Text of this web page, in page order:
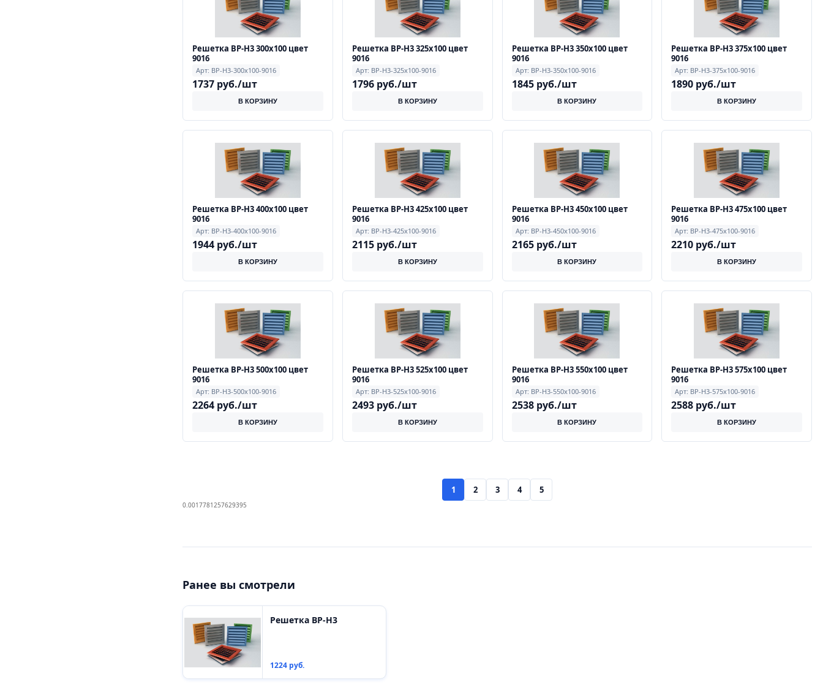
Решетка ВР-Н3 300х100 цвет
9016
Арт: ВР-Н3-300х100-9016
1737 руб./шт
В КОРЗИНУ
Решетка ВР-Н3 325х100 цвет
9016
Арт: ВР-Н3-325х100-9016
1796 руб./шт
В КОРЗИНУ
Решетка ВР-Н3 350х100 цвет
9016
Арт: ВР-Н3-350х100-9016
1845 руб./шт
В КОРЗИНУ
Решетка ВР-Н3 375х100 цвет
9016
Арт: ВР-Н3-375х100-9016
1890 руб./шт
В КОРЗИНУ
Решетка ВР-Н3 400х100 цвет
9016
Арт: ВР-Н3-400х100-9016
1944 руб./шт
В КОРЗИНУ
Решетка ВР-Н3 425х100 цвет
9016
Арт: ВР-Н3-425х100-9016
2115 руб./шт
В КОРЗИНУ
Решетка ВР-Н3 450х100 цвет
9016
Арт: ВР-Н3-450х100-9016
2165 руб./шт
В КОРЗИНУ
Решетка ВР-Н3 475х100 цвет
9016
Арт: ВР-Н3-475х100-9016
2210 руб./шт
В КОРЗИНУ
Решетка ВР-Н3 500х100 цвет
9016
Арт: ВР-Н3-500х100-9016
2264 руб./шт
В КОРЗИНУ
Решетка ВР-Н3 525х100 цвет
9016
Арт: ВР-Н3-525х100-9016
2493 руб./шт
В КОРЗИНУ
Решетка ВР-Н3 550х100 цвет
9016
Арт: ВР-Н3-550х100-9016
2538 руб./шт
В КОРЗИНУ
Решетка ВР-Н3 575х100 цвет
9016
Арт: ВР-Н3-575х100-9016
2588 руб./шт
В КОРЗИНУ
1 2 3 4 5
0.0017781257629395
Ранее вы смотрели
Решетка ВР-Н3
1224 руб.